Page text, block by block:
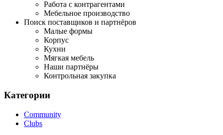
Работа с контрагентами
Мебельное производство
Поиск поставщиков и партнёров
Малые формы
Корпус
Кухни
Мягкая мебель
Наши партнёры
Контрольная закупка
Категории
Community
Clubs